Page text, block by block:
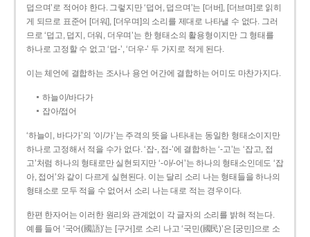
덥으며’로 적어야 한다. 그렇지만 ‘덥어, 덥으며’는 [더버], [더브며]로 읽히
게 되므로 표준어 [더워], [더우며]의 소리를 제대로 나타낼 수 없다. 그러
므로 ‘덥고, 덥지, 더워, 더우며’는 한 형태소의 활용형이지만 그 형태를
하나로 고정할 수 없고 ‘덥-’, ‘더우-’ 두 가지로 적게 된다.
이는 체언에 결합하는 조사나 용언 어간에 결합하는 어미도 마찬가지다.
하늘이/바다가
잡아/접어
‘하늘이, 바다가’의 ‘이/가’는 주격의 뜻을 나타내는 동일한 형태소이지만
하나로 고정해서 적을 수가 없다. ‘잡-, 접-’에 결합하는 ‘-고’는 ‘잡고, 접
고’처럼 하나의 형태로만 실현되지만 ‘-아/-어’는 하나의 형태소인데도 ‘잡
아, 접어’와 같이 다르게 실현된다. 이는 달리 소리 나는 형태들을 하나의
형태소로 모두 적을 수 없어서 소리 나는 대로 적는 경우이다.
한편 한자어는 이러한 원리와 관계없이 각 글자의 소리를 밝혀 적는다.
예를 들어 ‘국어(國語)’는 [구거]로 소리 나고 ‘국민(國民)’은 [궁민]으로 소